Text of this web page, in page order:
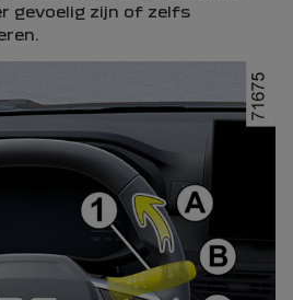
gevoelig zijn of zelfs